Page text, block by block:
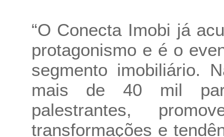
“O Conecta Imobi já
protagonismo e é o
segmento imobiliário.
mais de 40 mil
palestrantes,
transformações e